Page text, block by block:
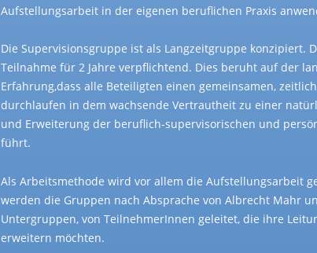
Aufstellungsarbeit in der eigenen beruflichen Praxis
Die Supervisionsgruppe ist als Langzeitgruppe konzipiert.
Teilnahme für 2 Jahre verpflichtend. Dies beruht auf der
Erfahrung,dass alle Beteiligten einen gemeinsamen,
durchlaufen in dem wachsende Vertrautheit zu einer
und Erweiterung der beruflich-supervisorischen und
führt.
Als Arbeitsmethode wird vor allem die Aufstellungsarbeit
werden die Gruppen nach Absprache von Albrecht Mahr
Untergruppen, von TeilnehmerInnen geleitet, die ihre
erweitern möchten.